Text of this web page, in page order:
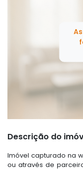
Descrição do
Imóvel capturado na
ou através de